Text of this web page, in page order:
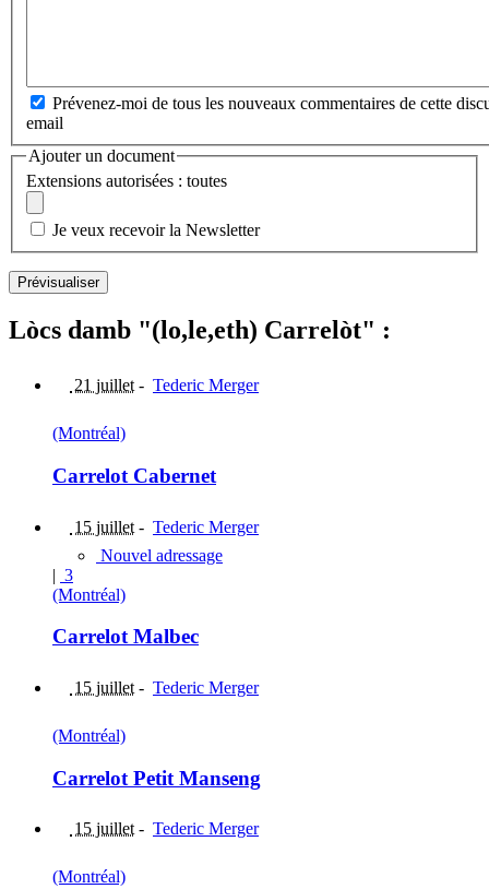
Prévenez-moi de tous les nouveaux commentaires de cette
email
Ajouter un document
Extensions autorisées : toutes
Je veux recevoir la Newsletter
Lòcs damb "(lo,le,eth) Carrelòt" :
21 juillet - Tederic Merger
(Montréal)
Carrelot Cabernet
15 juillet - Tederic Merger
Nouvel adressage
| 3
(Montréal)
Carrelot Malbec
15 juillet - Tederic Merger
(Montréal)
Carrelot Petit Manseng
15 juillet- Tederic Merger
(Montréal)